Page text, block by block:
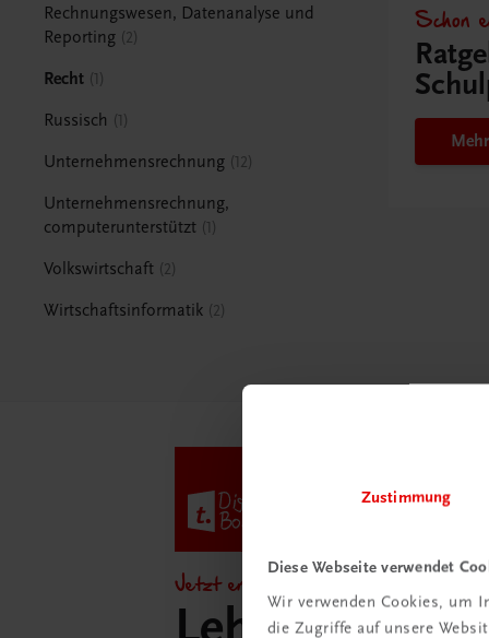
Zustimmung
Diese Webseite verwendet
Wir verwenden Cookies, um
die Zugriffe auf unsere
Rechnungswesen, Datenanalyse und
Reporting 2
Recht 1
Russisch 1
Unternehmensrechnung 12
Unternehmensrechnung,
computerunterstützt 1
Volkswirtschaft 2
Wirtschaftsinformatik 2
Schon
Jetzt entdecken!